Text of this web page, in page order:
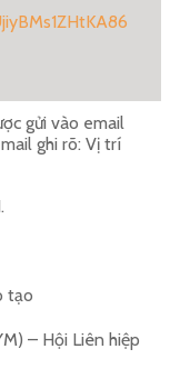
gửi vào email
ghi rõ: Vị trí
tạo
– Hội Liên hiệp